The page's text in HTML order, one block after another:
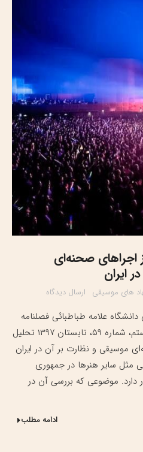
صحنه‌ای
ایران
های موسیقی ارسال دیدگاه
علامه طباطبائی فصلنامه
پژوهش حقوق عمومی، سال بیستم، شماره ۵۹، تابستان ۱۳۹۷ تحلیل
موسیقی و نظارت بر آن در ایران
مثل سایر هنرها در جمهوری
دارد. موضوعی که بررسی آن در
ادامه مطلب